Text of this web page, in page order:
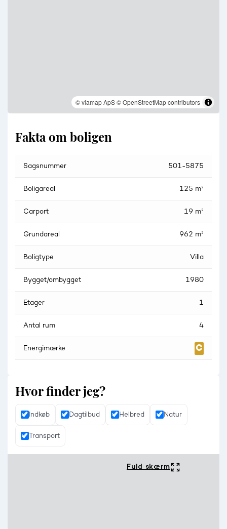
© viamap ApS© OpenStreetMap contributors
Fakta om boligen
Sagsnummer 501-5875
Boligareal 125 m²
Carport 19 m²
Grundareal 962 m²
Boligtype Villa
Bygget/ombygget 1980
Etager 1
Antal rum 4
Energimærke
Hvor finder jeg?
Indkøb Dagtilbud Helbred Natur
Transport
Fuld skærm